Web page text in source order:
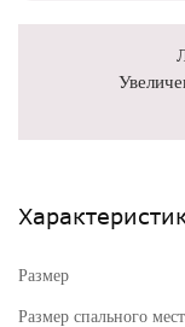
Размер
Размер спального